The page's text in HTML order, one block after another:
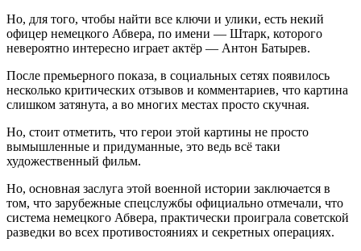
Но, для того, чтобы найти все ключи и улики, есть некий
офицер немецкого Абвера, по имени — Штарк, которого
невероятно интересно играет актёр — Антон Батырев.
После премьерного показа, в социальных сетях появилось
несколько критических отзывов и комментариев, что картина
слишком затянута, а во многих местах просто скучная.
Но, стоит отметить, что герои этой картины не просто
вымышленные и придуманные, это ведь всё таки
художественный фильм.
Но, основная заслуга этой военной истории заключается в
том, что зарубежные спецслужбы официально отмечали, что
система немецкого Абвера, практически проиграла советской
разведки во всех противостояниях и секретных операциях.